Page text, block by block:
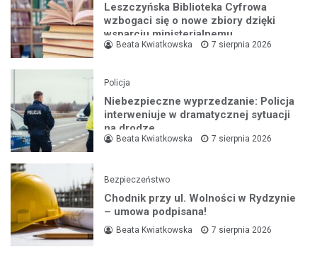
Leszczyńska Biblioteka Cyfrowa
wzbogaci się o nowe zbiory dzięki
wsparciu ministerialnemu
Beata Kwiatkowska 7 sierpnia 2026
Policja
Niebezpieczne wyprzedzanie: Policja
interweniuje w dramatycznej sytuacji
na drodze
Beata Kwiatkowska 7 sierpnia 2026
Bezpieczeństwo
Chodnik przy ul. Wolności w Rydzynie
– umowa podpisana!
Beata Kwiatkowska 7 sierpnia 2026